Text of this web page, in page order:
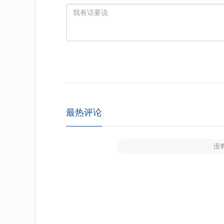
最热评论
没